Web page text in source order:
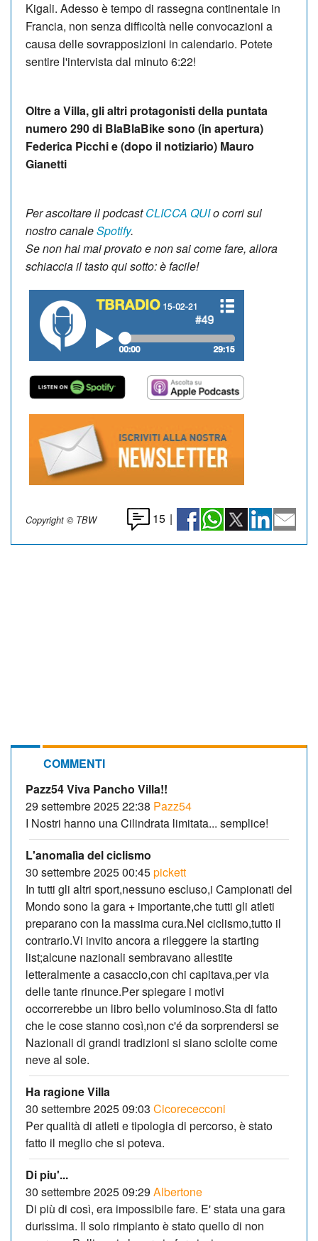
Kigali. Adesso è tempo di rassegna continentale in
Francia, non senza difficoltà nelle convocazioni a
causa delle sovrapposizioni in calendario. Potete
sentire l'intervista dal minuto 6:22!
Oltre a Villa, gli altri protagonisti della puntata
numero 290 di BlaBlaBike sono (in apertura)
Federica Picchi e (dopo il notiziario) Mauro
Gianetti
Per ascoltare il podcastCLICCA QUIo corri sul
nostro canaleSpotify.
Se non hai mai provato e non sai come fare, allora
schiaccia il tasto qui sotto:è facile!
Copyright © TBW 15 |
COMMENTI
Pazz54 Viva Pancho Villa!!
29 settembre 2025 22:38 Pazz54
I Nostri hanno una Cilindrata limitata... semplice!
L'anomalìa del ciclismo
30 settembre 2025 00:45pickett
In tutti gli altri sport,nessuno escluso,i Campionati del
Mondo sono la gara + importante,che tutti gli atleti
preparano con la massima cura.Nel ciclismo,tutto il
contrario.Vi invito ancora a rileggere la starting
list;alcune nazionali sembravano allestite
letteralmente a casaccio,con chi capitava,per via
delle tante rinunce.Per spiegare i motivi
occorrerebbe un libro bello voluminoso.Sta di fatto
che le cose stanno così,non c'é da sorprendersi se
Nazionali di grandi tradizioni si siano sciolte come
neve al sole.
Ha ragione Villa
30 settembre 2025 09:03 Cicorececconi
Per qualità di atleti e tipologia di percorso, è stato
fatto il meglio che si poteva.
Di piu'...
30 settembre 2025 09:29 Albertone
Di più di così, era impossibile fare. E' stata una gara
durissima. Il solo rimpianto è stato quello di non